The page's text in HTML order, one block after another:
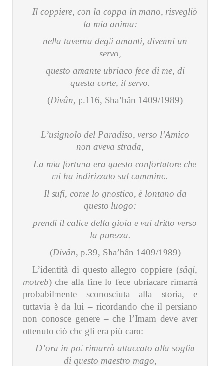
Il coppiere, con la coppa in mano, risvegliò
la mia anima:
nella taverna degli amanti, divenni un
servo,
questo amante ubriaco fece di me, di
questa corte, il servo.
(Divân, p.116, Sha’bân 1409/1989)
L’usignolo del Paradiso, verso l’Amico
non aveva strada,
La mia fortuna era questo confortatore che
mi ha indirizzato sul cammino.
Il sufi, come lo gnostico, è lontano da
questo luogo:
prendi il calice della gioia e vai dritto verso
la purezza.
(Divân, p.39, Sha’bân 1409/1989)
L’identità di questo allegro coppiere (sâqi,
motreb) che alla fine lo fece ubriacare rimarrà
probabilmente sconosciuta alla storia, e
tuttavia è da lui – ricordando che il persiano
non conosce genere – che l’Imam deve aver
ottenuto ciò che gli era più caro:
D’ora in poi rimarrò attaccato alla soglia
di questo maestro mago,